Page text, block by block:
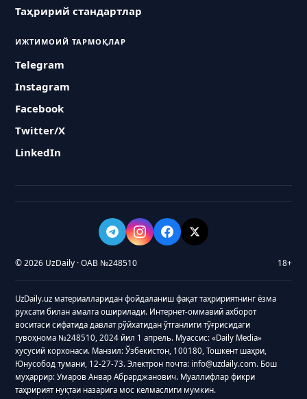
Таҳририй стандартлар
ИЖТИМОИЙ ТАРМОҚЛАР
Telegram
Instagram
Facebook
Twitter/X
LinkedIn
© 2026 UzDaily · ОАВ №248510 18+
UzDaily.uz материалларидан фойдаланиш фақат таҳририятнинг ёзма
рухсати билан амалга оширилади. Интернет-оммавий ахборот
воситаси сифатида давлат рўйхатидан ўтганлиги тўғрисидаги
гувоҳнома №248510, 2024 йил 1 апрель. Муассис: «Daily Media»
хусусий корхонаси. Манзил: Ўзбекистон, 100180, Тошкент шаҳри,
Юнусобод тумани, 12-27-73. Электрон почта: info@uzdaily.com. Бош
муҳаррир: Умаров Анвар Абрарджанович. Муаллифлар фикри
таҳририят нуқтаи назарига мос келмаслиги мумкин.